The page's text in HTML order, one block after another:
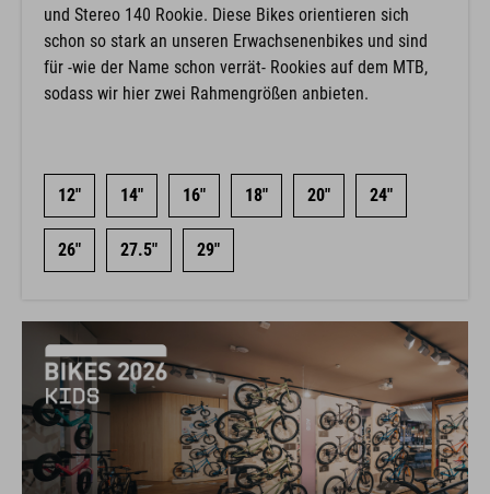
und Stereo 140 Rookie. Diese Bikes orientieren sich
schon so stark an unseren Erwachsenenbikes und sind
für -wie der Name schon verrät- Rookies auf dem MTB,
sodass wir hier zwei Rahmengrößen anbieten.
12" 14" 16" 18" 20" 24"
26" 27.5" 29"